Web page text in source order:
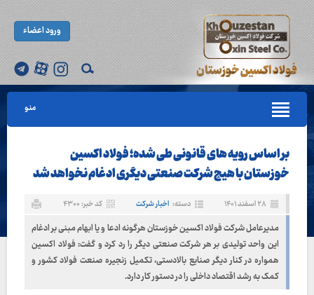
ورود اعضاء
منو
بر اساس رویه های قانونی طی شده؛ فولاد اکسین
خوزستان با هیچ شرکت صنعتی دیگری ادغام نخواهد شد
۲۸ اسفند ۱۴۰۱ دسته: اخبار شرکت کد خبر: ۴۳۰۰
مدیرعامل شرکت فولاد اکسین خوزستان هرگونه ادعا و یا ابهام مبنی بر ادغام
این واحد تولیدی بر هر شرکت صنعتی دیگر را رد کرد و گفت: فولاد اکسین
همواره در کنار دیگر صنایع بالادستی، تکمیل زنجیره صنعت فولاد کشور و
کمک به رشد اقتصاد داخلی را در دستور کار دارد.